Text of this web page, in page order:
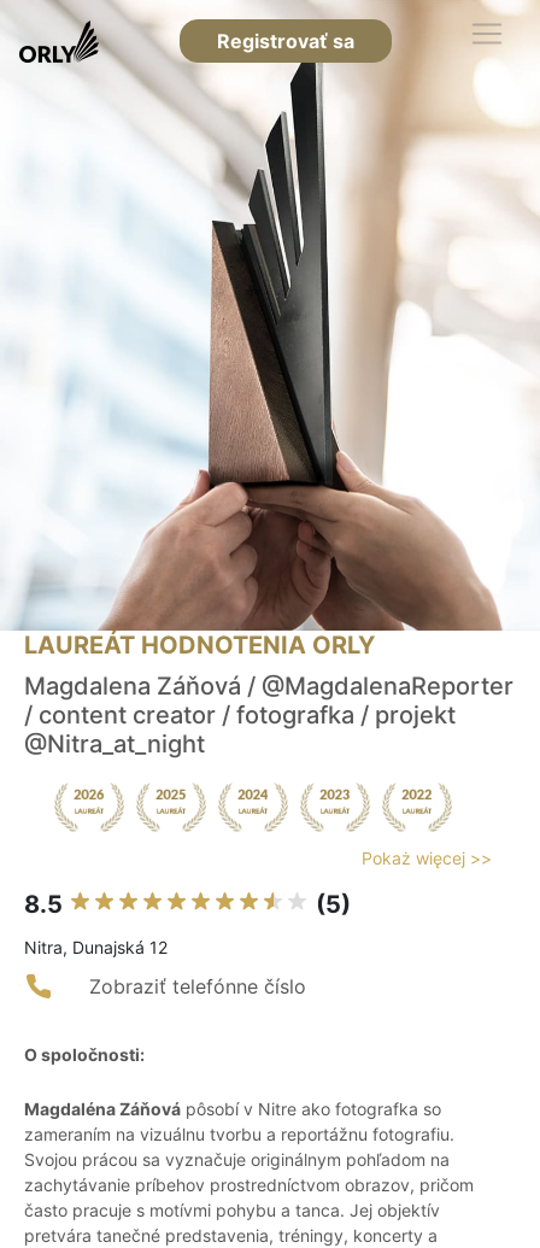
Registrovať sa
LAUREÁT HODNOTENIA ORLY
Magdalena Záňová / @MagdalenaReporter
/ content creator / fotografka / projekt
@Nitra_at_night
Pokaż więcej >>
8.5 (5)
Nitra, Dunajská 12
Zobraziť telefónne číslo
O spoločnosti:
Magdaléna Záňová pôsobí v Nitre ako fotografka so
zameraním na vizuálnu tvorbu a reportážnu fotografiu.
Svojou prácou sa vyznačuje originálnym pohľadom na
zachytávanie príbehov prostredníctvom obrazov, pričom
často pracuje s motívmi pohybu a tanca. Jej objektív
pretvára tanečné predstavenia, tréningy, koncerty a